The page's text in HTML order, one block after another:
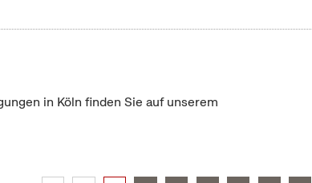
in Köln finden Sie auf unserem